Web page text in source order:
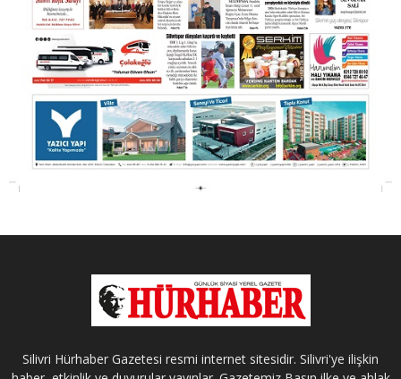
Silivri Hürhaber Gazetesi resmi internet sitesidir. Silivri'ye ilişkin